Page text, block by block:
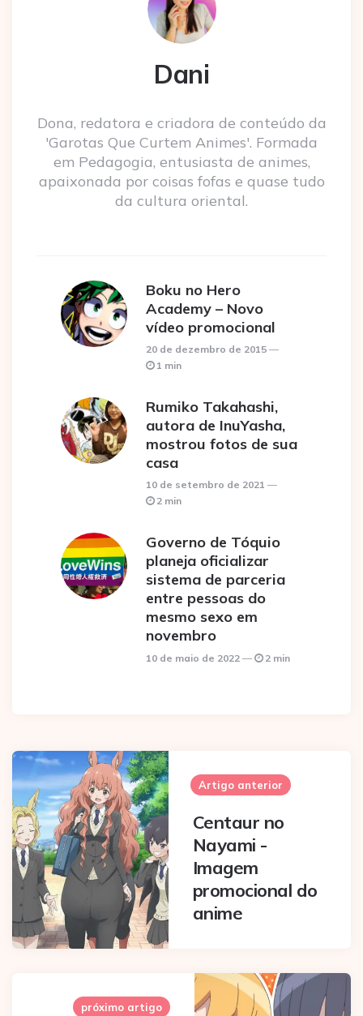
Dani
Dona, redatora e criadora de conteúdo da
'Garotas Que Curtem Animes'. Formada
em Pedagogia, entusiasta de animes,
apaixonada por coisas fofas e quase tudo
da cultura oriental.
Boku no Hero
Academy – Novo
vídeo promocional
20 de dezembro de 2015
1 min
Rumiko Takahashi,
autora de InuYasha,
mostrou fotos de sua
casa
10 de setembro de 2021
2 min
Governo de Tóquio
planeja oficializar
sistema de parceria
entre pessoas do
mesmo sexo em
novembro
10 de maio de 2022 2 min
Post
navigation
Artigo anterior
Centaur no
Nayami -
Imagem
promocional do
anime
próximo artigo